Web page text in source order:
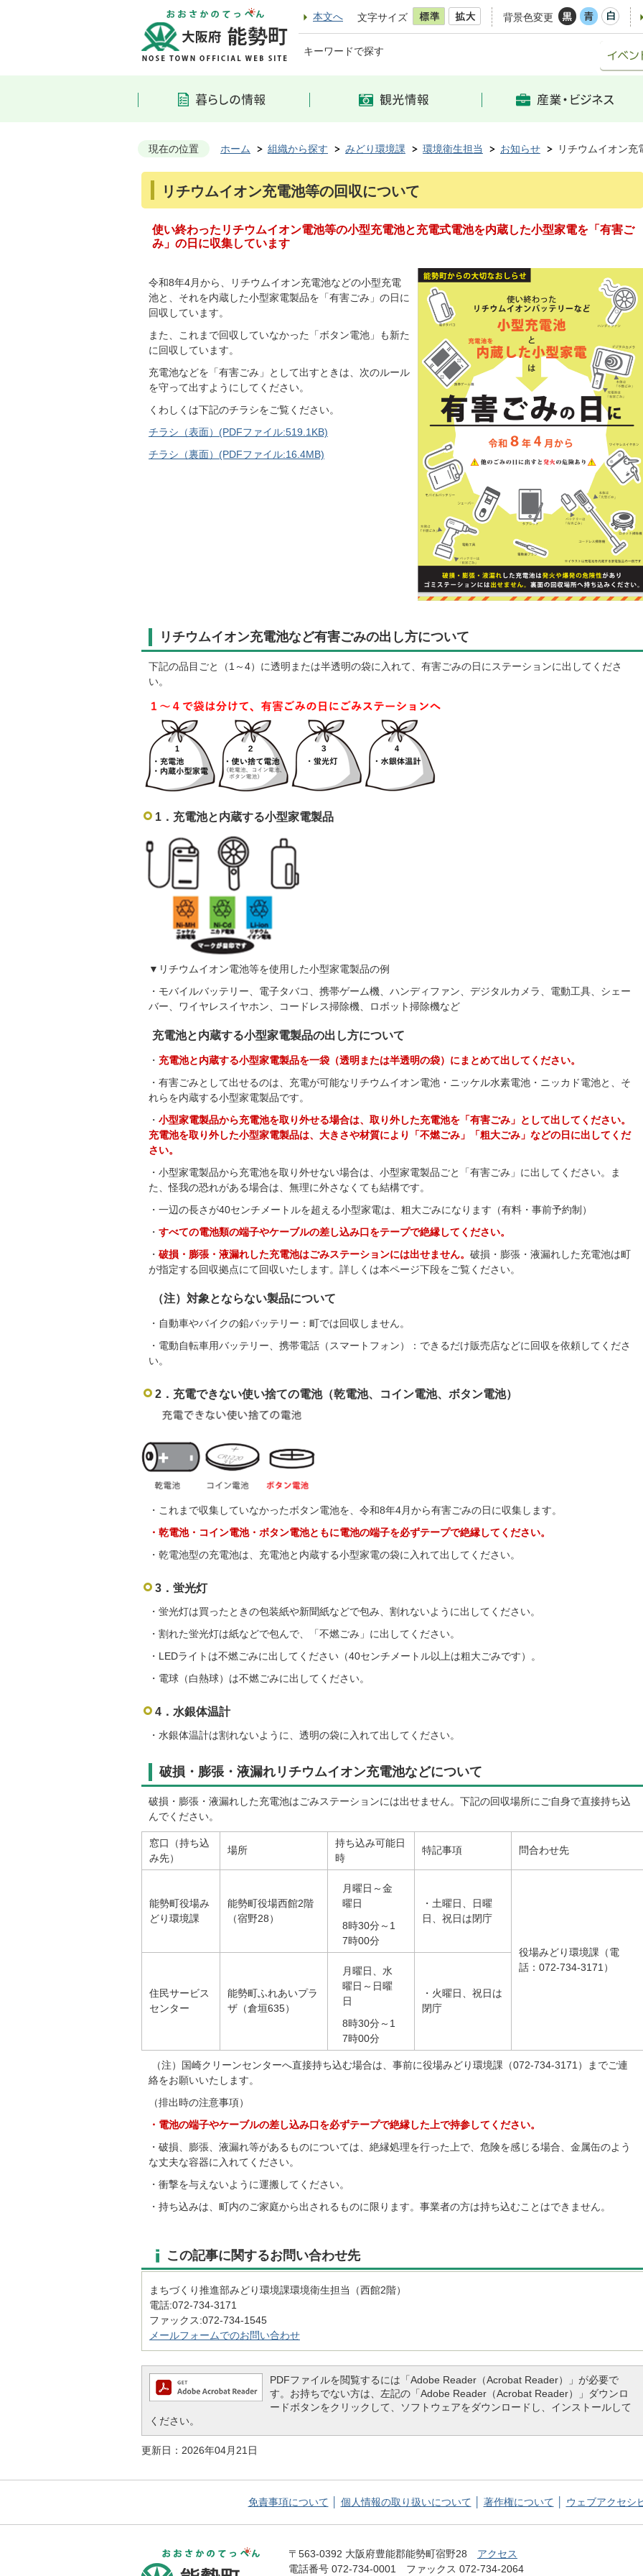
本文へ 文字サイズ 背景色変更
キーワードで探す
現在の位置 ホーム 組織から探す みどり環境課 環境衛生担当 お知らせ リチウムイオン充
リチウムイオン充電池等の回収について
使い終わったリチウムイオン電池等の小型充電池と充電式電池を内蔵した小型家電を「有害ご
み」の日に収集しています
令和8年4月から、リチウムイオン充電池などの小型充電
池と、それを内蔵した小型家電製品を「有害ごみ」の日に
回収しています。
また、これまで回収していなかった「ボタン電池」も新た
に回収しています。
充電池などを「有害ごみ」として出すときは、次のルール
を守って出すようにしてください。
くわしくは下記のチラシをご覧ください。
チラシ（表面）(PDFファイル:519.1KB)
チラシ（裏面）(PDFファイル:16.4MB)
リチウムイオン充電池など有害ごみの出し方について
下記の品目ごと（1～4）に透明または半透明の袋に入れて、有害ごみの日にステーションに出してくださ
い。
1．充電池と内蔵する小型家電製品
▼リチウムイオン電池等を使用した小型家電製品の例
・モバイルバッテリー、電子タバコ、携帯ゲーム機、ハンディファン、デジタルカメラ、電動工具、シェー
バー、ワイヤレスイヤホン、コードレス掃除機、ロボット掃除機など
充電池と内蔵する小型家電製品の出し方について
・ 充電池と内蔵する小型家電製品を一袋（透明または半透明の袋）にまとめて出してください。
・有害ごみとして出せるのは、充電が可能なリチウムイオン電池・ニッケル水素電池・ニッカド電池と、そ
れらを内蔵する小型家電製品です。
・ 小型家電製品から充電池を取り外せる場合は、取り外した充電池を「有害ごみ」として出してください。
充電池を取り外した小型家電製品は、大きさや材質により「不燃ごみ」「粗大ごみ」などの日に出してくだ
さい。
・小型家電製品から充電池を取り外せない場合は、小型家電製品ごと「有害ごみ」に出してください。ま
た、怪我の恐れがある場合は、無理に外さなくても結構です。
・一辺の長さが40センチメートルを超える小型家電は、粗大ごみになります（有料・事前予約制）
・ すべての電池類の端子やケーブルの差し込み口をテープで絶縁してください。
・ 破損・膨張・液漏れした充電池はごみステーションには出せません。 破損・膨張・液漏れした充電池は町
が指定する回収拠点にて回収いたします。詳しくは本ページ下段をご覧ください。
（注）対象とならない製品について
・自動車やバイクの鉛バッテリー：町では回収しません。
・電動自転車用バッテリー、携帯電話（スマートフォン）：できるだけ販売店などに回収を依頼してくださ
い。
2．充電できない使い捨ての電池（乾電池、コイン電池、ボタン電池）
・これまで収集していなかったボタン電池を、令和8年4月から有害ごみの日に収集します。
・乾電池・コイン電池・ボタン電池ともに電池の端子を必ずテープで絶縁してください。
・乾電池型の充電池は、充電池と内蔵する小型家電の袋に入れて出してください。
3．蛍光灯
・蛍光灯は買ったときの包装紙や新聞紙などで包み、割れないように出してください。
・割れた蛍光灯は紙などで包んで、「不燃ごみ」に出してください。
・LEDライトは不燃ごみに出してください（40センチメートル以上は粗大ごみです）。
・電球（白熱球）は不燃ごみに出してください。
4．水銀体温計
・水銀体温計は割れないように、透明の袋に入れて出してください。
破損・膨張・液漏れリチウムイオン充電池などについて
破損・膨張・液漏れした充電池はごみステーションには出せません。下記の回収場所にご自身で直接持ち込
んでください。
窓口（持ち込
み先）
場所
持ち込み可能日
時
特記事項 問合わせ先
能勢町役場み
どり環境課
能勢町役場西館2階
（宿野28）
月曜日～金
曜日
8時30分～1
7時00分
・土曜日、日曜
日、祝日は閉庁
役場みどり環境課（電
話：072-734-3171）
住民サービス
センター
能勢町ふれあいプラ
ザ（倉垣635）
月曜日、水
曜日～日曜
日
8時30分～1
7時00分
・火曜日、祝日は
閉庁
（注）国崎クリーンセンターへ直接持ち込む場合は、事前に役場みどり環境課（072-734-3171）までご連
絡をお願いいたします。
（排出時の注意事項）
・電池の端子やケーブルの差し込み口を必ずテープで絶縁した上で持参してください。
・破損、膨張、液漏れ等があるものについては、絶縁処理を行った上で、危険を感じる場合、金属缶のよう
な丈夫な容器に入れてください。
・衝撃を与えないように運搬してください。
・持ち込みは、町内のご家庭から出されるものに限ります。事業者の方は持ち込むことはできません。
この記事に関するお問い合わせ先
まちづくり推進部みどり環境課環境衛生担当（西館2階）
電話:072-734-3171
ファックス:072-734-1545
メールフォームでのお問い合わせ
PDFファイルを閲覧するには「Adobe Reader（Acrobat Reader）」が必要で
す。お持ちでない方は、左記の「Adobe Reader（Acrobat Reader）」ダウンロ
ードボタンをクリックして、ソフトウェアをダウンロードし、インストールして
ください。
更新日：2026年04月21日
免責事項について 個人情報の取り扱いについて 著作権について ウェブアクセシ
〒563-0392 大阪府豊能郡能勢町宿野28 アクセス
電話番号 072-734-0001 ファックス 072-734-2064